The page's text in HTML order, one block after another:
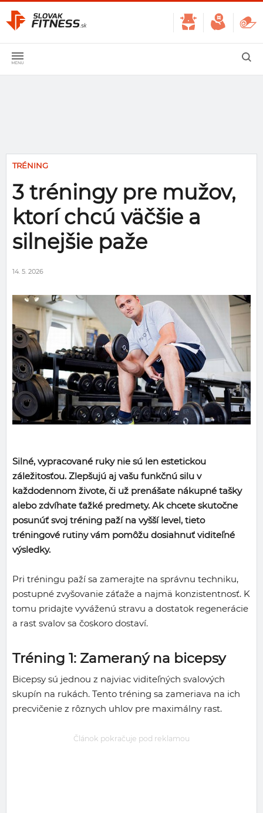
TRÉNING
3 tréningy pre mužov,
ktorí chcú väčšie a
silnejšie paže
14. 5. 2026
Silné, vypracované ruky nie sú len estetickou
záležitosťou. Zlepšujú aj vašu funkčnú silu v
každodennom živote, či už prenášate nákupné tašky
alebo zdvíhate ťažké predmety. Ak chcete skutočne
posunúť svoj tréning paží na vyšší level, tieto
tréningové rutiny vám pomôžu dosiahnuť viditeľné
výsledky.
Pri tréningu paží sa zamerajte na správnu techniku,
postupné zvyšovanie záťaže a najmä konzistentnosť. K
tomu pridajte vyváženú stravu a dostatok regenerácie
a rast svalov sa čoskoro dostaví.
Tréning 1: Zameraný na bicepsy
Bicepsy sú jednou z najviac viditeľných svalových
skupín na rukách. Tento tréning sa zameriava na ich
precvičenie z rôznych uhlov pre maximálny rast.
Článok pokračuje pod reklamou